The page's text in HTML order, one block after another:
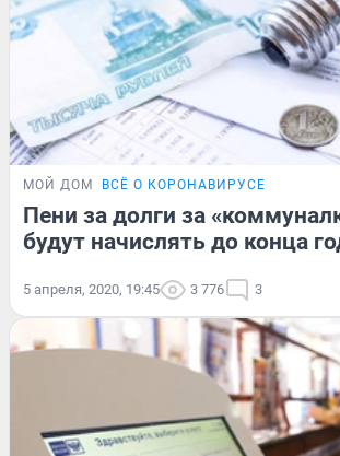
МОЙ ДОМ ВСЁ О КОРОНАВИРУСЕ
Пени за долги за
будут начислять до конца
5 апреля, 2020, 19:45 3 776 3